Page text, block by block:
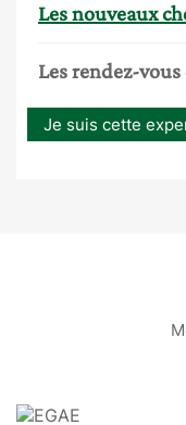
Les nouveaux
Les rendez-
Je suis cette